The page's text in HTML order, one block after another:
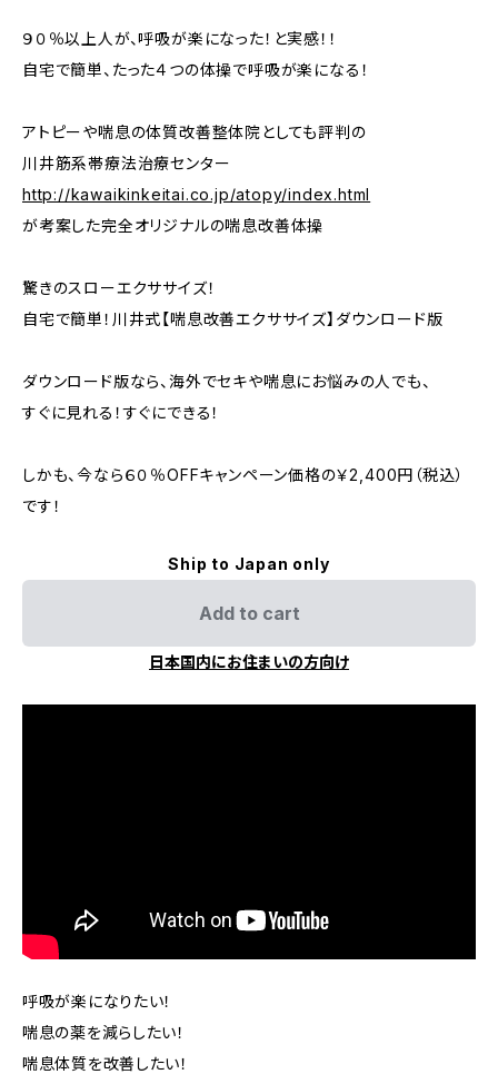
９０％以上人が、呼吸が楽になった！と実感！！
自宅で簡単、たった４つの体操で呼吸が楽になる！
アトピーや喘息の体質改善整体院としても評判の
川井筋系帯療法治療センター
http://kawaikinkeitai.co.jp/atopy/index.html
が考案した完全オリジナルの喘息改善体操
驚きのスローエクササイズ！
自宅で簡単！川井式【喘息改善エクササイズ】ダウンロード版
ダウンロード版なら、海外でセキや喘息にお悩みの人でも、
すぐに見れる！すぐにできる！
しかも、今なら６０％OFFキャンペーン価格の￥2,400円（税込）
です！
Ship to Japan only
Add to cart
日本国内にお住まいの方向け
呼吸が楽になりたい！
喘息の薬を減らしたい！
喘息体質を改善したい！